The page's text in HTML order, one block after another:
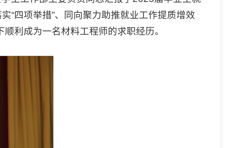
“四项举措”、同向聚力助推就业工作提质增效
利成为一名材料工程师的求职经历。